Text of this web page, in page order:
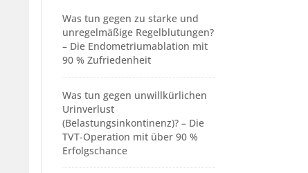
Was tun gegen zu starke und
unregelmäßige Regelblutungen?
– Die Endometriumablation mit
90 % Zufriedenheit
Was tun gegen unwillkürlichen
Urinverlust
(Belastungsinkontinenz)? – Die
TVT-Operation mit über 90 %
Erfolgschance